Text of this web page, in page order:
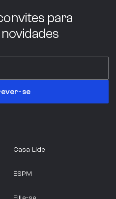
para
se
Casa Lide
ESPM